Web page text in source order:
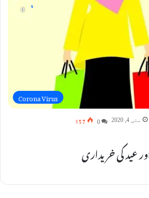
Corona Virus
مئی 4, 2020 0
157
عید کی خریداری